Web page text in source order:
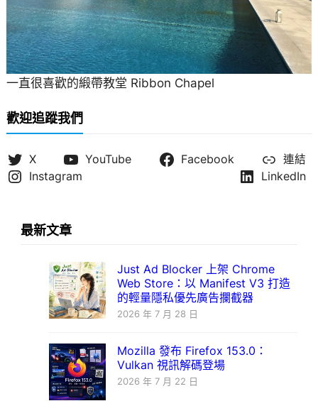
一直很喜歡的緞帶教堂 Ribbon Chapel
歡迎追蹤我們
X YouTube Facebook
連結
Instagram
LinkedIn
最新文章
Just Ad Blocker 上架 Chrome
Web Store：以 Manifest V3 打造
的輕量隱私優先廣告攔截器
2026 年 7 月 28 日
Mozilla 發布 Firefox 153.0：
Vulkan 視訊解碼登場
2026 年 7 月 22 日